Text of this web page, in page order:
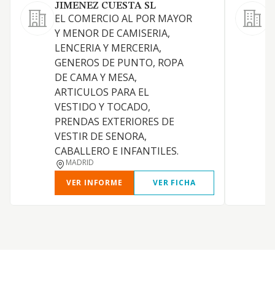
JIMENEZ CUESTA SL
EL COMERCIO AL POR MAYOR
Y MENOR DE CAMISERIA,
LENCERIA Y MERCERIA,
GENEROS DE PUNTO, ROPA
DE CAMA Y MESA,
ARTICULOS PARA EL
VESTIDO Y TOCADO,
PRENDAS EXTERIORES DE
VESTIR DE SENORA,
CABALLERO E INFANTILES.
MADRID
VER INFORME
VER FICHA